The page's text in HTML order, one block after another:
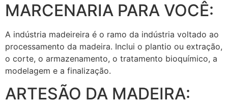
MARCENARIA PARA VOCÊ:
A indústria madeireira é o ramo da indústria voltado ao
processamento da madeira. Inclui o plantio ou extração,
o corte, o armazenamento, o tratamento bioquímico, a
modelagem e a finalização.
ARTESÃO DA MADEIRA: